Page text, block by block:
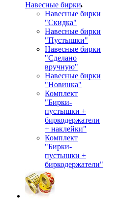
Навесные бирки
Навесные бирки
"Скидка"
Навесные бирки
"Пустышки"
Навесные бирки
"Сделано
вручную"
Навесные бирки
"Новинка"
Комплект
"Бирки-
пустышки +
биркодержатели
+ наклейки"
Комплект
"Бирки-
пустышки +
биркодержатели"